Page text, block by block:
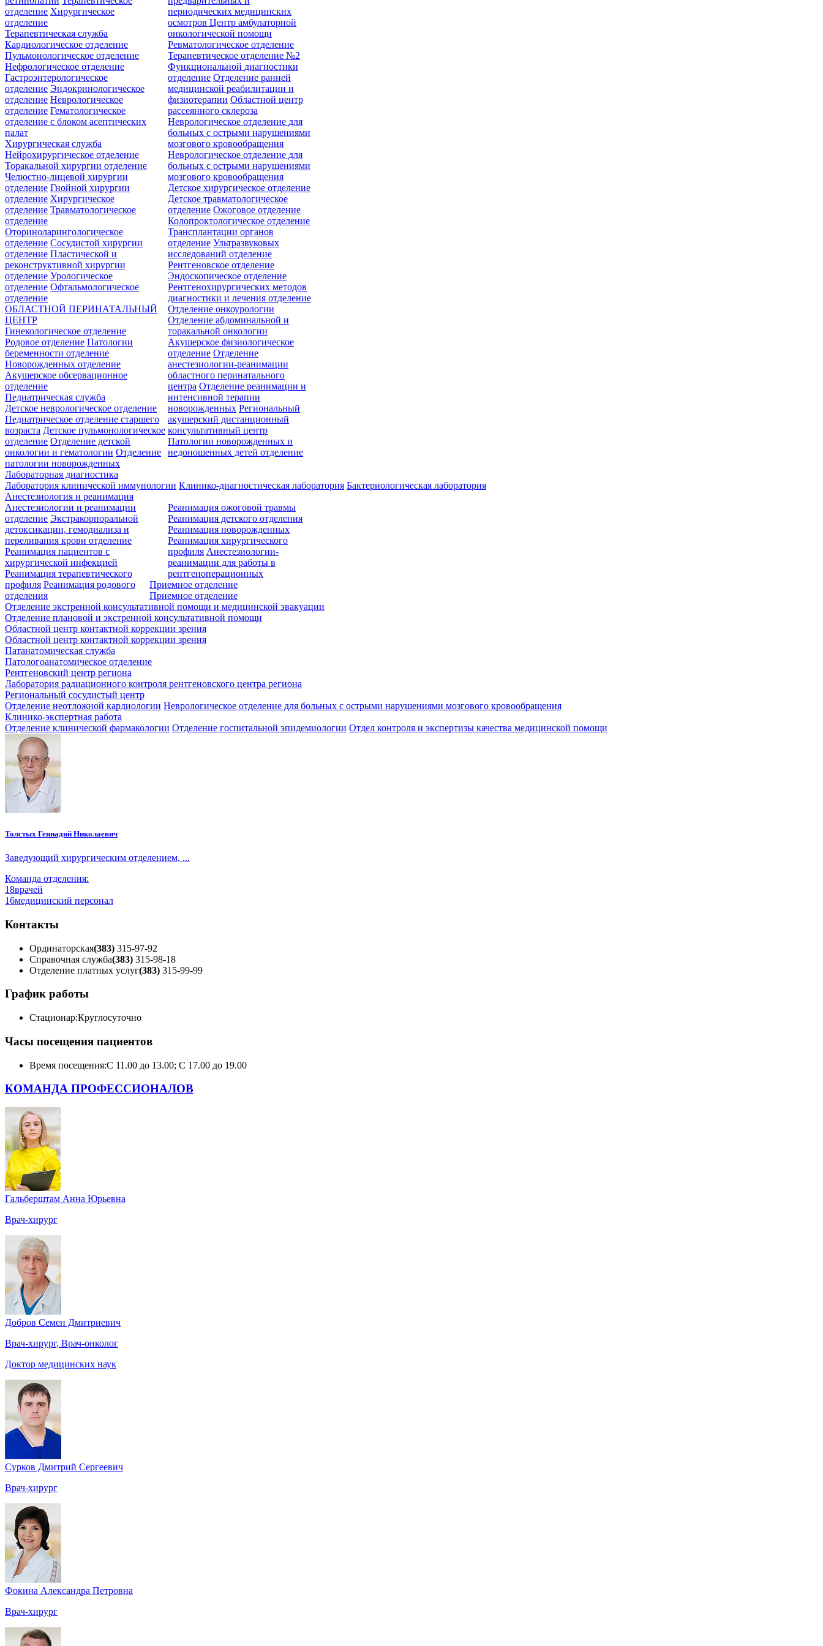
отделение Хирургическое
отделение
периодических медицинских
осмотровЦентр амбулаторной
онкологической помощи
Терапевтическая служба
Кардиологическое отделение
Пульмонологическое отделение
Нефрологическое отделение
Гастроэнтерологическое
отделение Эндокринологическое
отделение Неврологическое
отделение Гематологическое
отделение c блоком асептических
палат
Ревматологическое отделение
Терапевтическое отделение №2
Функциональной диагностики
отделение Отделение ранней
медицинской реабилитации и
физиотерапии Областной центр
рассеянного склероза
Неврологическое отделение для
больных с острыми нарушениями
мозгового кровообращения
Неврологическое отделение для
больных с острыми нарушениями
мозгового кровообращения
Хирургическая служба
Нейрохирургическое отделение
Торакальной хирургии отделение
Челюстно-лицевой хирургии
отделение Гнойной хирургии
отделение Хирургическое
отделение Травматологическое
отделение
Оториноларингологическое
отделение Сосудистой хирургии
отделение Пластической и
реконструктивной хирургии
отделение Урологическое
отделение Офтальмологическое
отделение
Детское хирургическое отделение
Детское травматологическое
отделение Ожоговое отделение
Колопроктологическое отделение
Трансплантации органов
отделение Ультразвуковых
исследований отделение
Рентгеновское отделение
Эндоскопическое отделение
Рентгенохирургических методов
диагностики и лечения отделение
Отделение онкоурологии
Отделение абдоминальной и
торакальной онкологии
ОБЛАСТНОЙ ПЕРИНАТАЛЬНЫЙ
ЦЕНТР
Гинекологическое отделение
Родовое отделение Патологии
беременности отделение
Новорожденных отделение
Акушерское обсервационное
отделение
Акушерское физиологическое
отделение Отделение
анестезиологии-реанимации
областного перинатального
центра Отделение реанимации и
интенсивной терапии
новорожденных Региональный
акушерский дистанционный
консультативный центр
Патологии новорожденных и
недоношенных детей отделение
Педиатрическая служба
Детское неврологическое отделение
Педиатрическое отделение старшего
возраста Детское пульмонологическое
отделение Отделение детской
онкологии и гематологии Отделение
патологии новорожденных
Лабораторная диагностика
Лаборатория клинической иммунологии Клинико-диагностическая лаборатория Бактериологическая лаборатория
Анестезиология и реанимация
Анестезиологии и реанимации
отделение Экстракорпоральной
детоксикации, гемодиализа и
переливания крови отделение
Реанимация пациентов с
хирургической инфекцией
Реанимация терапевтического
профиля Реанимация родового
отделения
Реанимация ожоговой травмы
Реанимация детского отделения
Реанимация новорожденных
Реанимация хирургического
профиля Анестезиологии-
реанимации для работы в
рентгеноперационных
Приемное отделение
Приемное отделение
Отделение экстренной консультативной помощи и медицинской эвакуации
Отделение плановой и экстренной консультативной помощи
Областной центр контактной коррекции зрения
Областной центр контактной коррекции зрения
Патанатомическая служба
Патологоанатомическое отделение
Рентгеновский центр региона
Лаборатория радиационного контроля рентгеновского центра региона
Региональный сосудистый центр
Отделение неотложной кардиологии Неврологическое отделение для больных с острыми нарушениями мозгового кровообращения
Клинико-экспертная работа
Отделение клинической фармакологии Отделение госпитальной эпидемиологии Отдел контроля и экспертизы качества медицинской помощи
Толстых Геннадий Николаевич
Заведующий хирургическим отделением, ...
Команда отделения:
18врачей
16медицинский персонал
Контакты
Ординаторская(383) 315-97-92
Справочная служба(383) 315-98-18
Отделение платных услуг(383) 315-99-99
График работы
Стационар:Круглосуточно
Часы посещения пациентов
Время посещения:С 11.00 до 13.00; С 17.00 до 19.00
КОМАНДА ПРОФЕССИОНАЛОВ
Гальберштам Анна Юрьевна
Врач-хирург
Добров Семен Дмитриевич
Врач-хирург, Врач-онколог
Доктор медицинских наук
Сурков Дмитрий Сергеевич
Врач-хирург
Фокина Александра Петровна
Врач-хирург